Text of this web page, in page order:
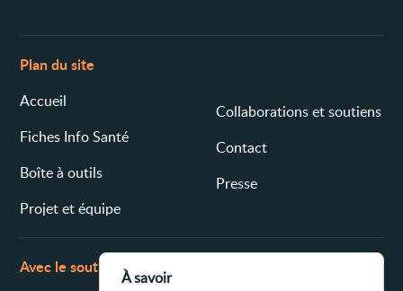
Plan du site
Accueil
Fiches Info Santé
Boîte à outils
Projet et équipe
Collaborations et soutiens
Contact
Presse
Avec le soutien de
À savoir